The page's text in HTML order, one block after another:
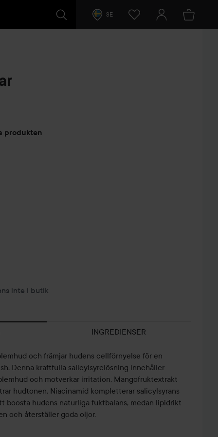
SE
produkten
inte i butik
INGREDIENSER
och främjar hudens cellförnyelse för en
Denna kraftfulla salicylsyrelösning innehåller
och motverkar irritation. Mangofruktextrakt
hudtonen. Niacinamid kompletterar salicylsyrans
boosta hudens naturliga fuktbalans, medan lipidrikt
och återställer goda oljor.